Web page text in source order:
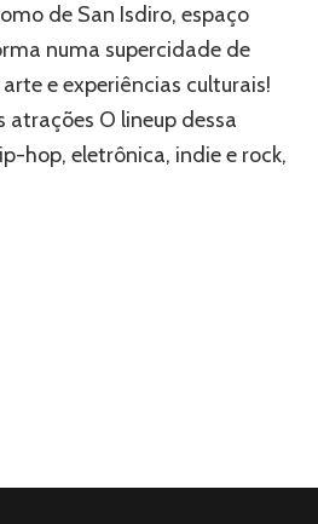
de San Isdiro, espaço
numa supercidade de
e experiências culturais!
atrações O lineup dessa
hop, eletrônica, indie e rock,